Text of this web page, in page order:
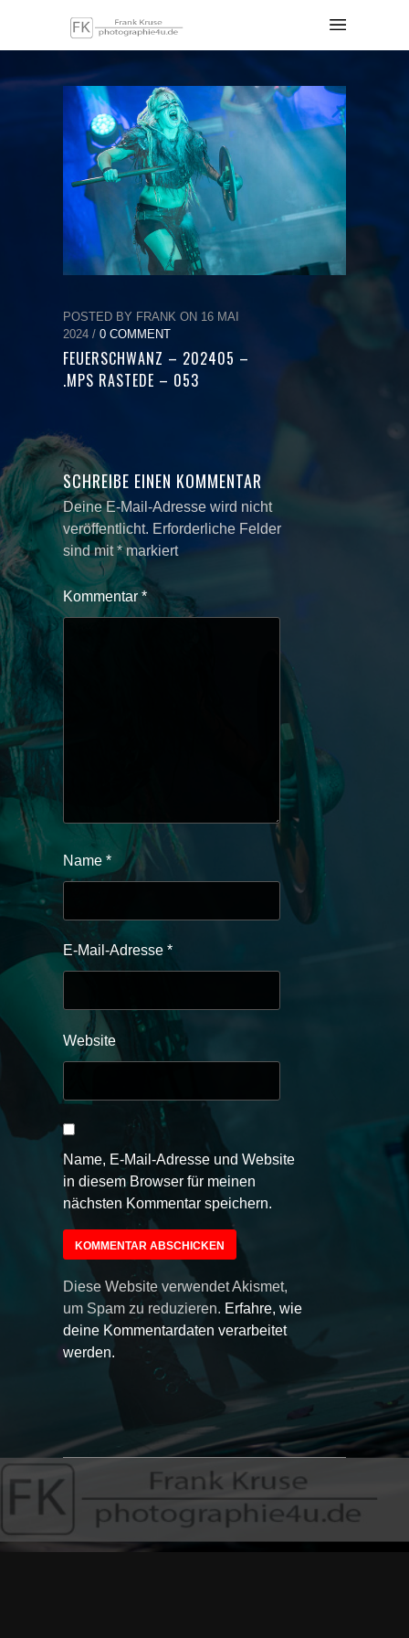
POSTED BY FRANK ON 16 MAI
2024 / 0 COMMENT
FEUERSCHWANZ – 202405 –
.MPS RASTEDE – 053
SCHREIBE EINEN KOMMENTAR
Deine E-Mail-Adresse wird nicht
veröffentlicht. Erforderliche Felder
sind mit*markiert
Kommentar*
Name *
E-Mail-Adresse *
Website
Name, E-Mail-Adresse und Website
in diesem Browser für meinen
nächsten Kommentar speichern.
Diese Website verwendet Akismet,
um Spam zu reduzieren. Erfahre, wie
deine Kommentardaten verarbeitet
werden.